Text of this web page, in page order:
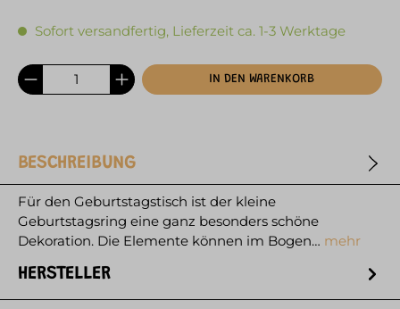
Sofort versandfertig, Lieferzeit ca. 1-3 Werktage
IN DEN WARENKORB
BESCHREIBUNG
Für den Geburtstagstisch ist der kleine
Geburtstagsring eine ganz besonders schöne
Dekoration. Die Elemente können im Bogen… mehr
HERSTELLER